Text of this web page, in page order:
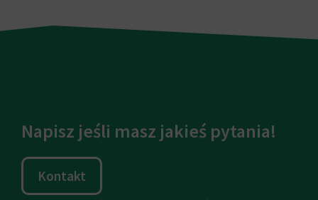
Napisz jeśli masz jakieś pytania!
Kontakt